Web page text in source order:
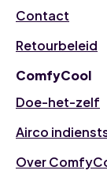
Contact
Retourbeleid
ComfyCool
Doe-het-zelf
Airco
Over